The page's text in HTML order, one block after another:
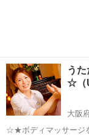
う
☆（
大阪
☆★ボディマッサージ